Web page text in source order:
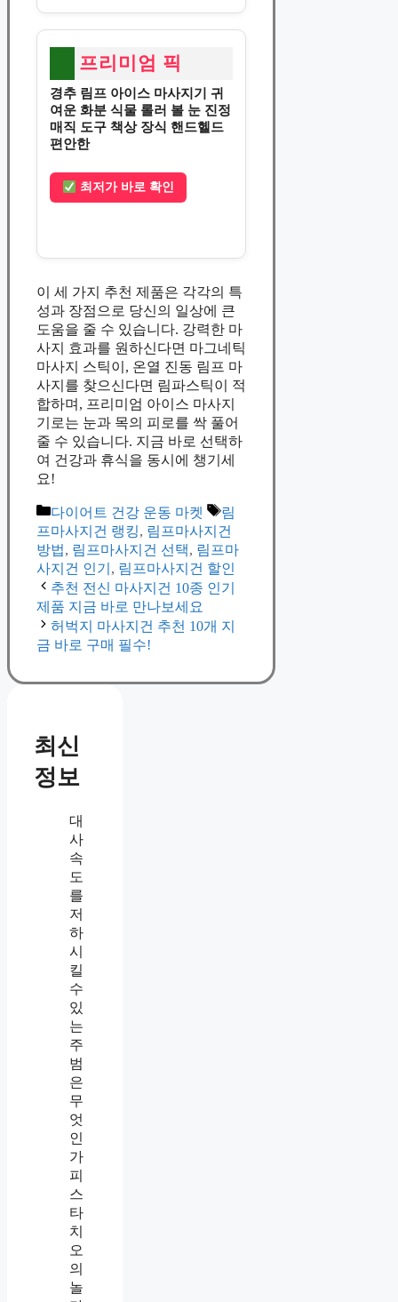
프리미엄 픽
경추 림프 아이스 마사지기 귀
여운 화분 식물 롤러 볼 눈 진정
매직 도구 책상 장식 핸드헬드
편안한
최저가 바로 확인
이 세 가지 추천 제품은 각각의 특
성과 장점으로 당신의 일상에 큰
도움을 줄 수 있습니다. 강력한 마
사지 효과를 원하신다면 마그네틱
마사지 스틱이, 온열 진동 림프 마
사지를 찾으신다면 림파스틱이 적
합하며, 프리미엄 아이스 마사지
기로는 눈과 목의 피로를 싹 풀어
줄 수 있습니다. 지금 바로 선택하
여 건강과 휴식을 동시에 챙기세
요!
Categories
다이어트 건강 운동 마켓 Tags
림
프마사지건 랭킹, 림프마사지건
방법, 림프마사지건 선택, 림프마
사지건 인기 , 림프마사지건 할인
추천 전신 마사지건 10종 인기
제품 지금 바로 만나보세요
허벅지 마사지건 추천 10개 지
금 바로 구매 필수!
최신
정보
대
사
속
도
를
저
하
시
킬
수
있
는
주
범
은
무
엇
인
가
피
스
타
치
오
의
놀